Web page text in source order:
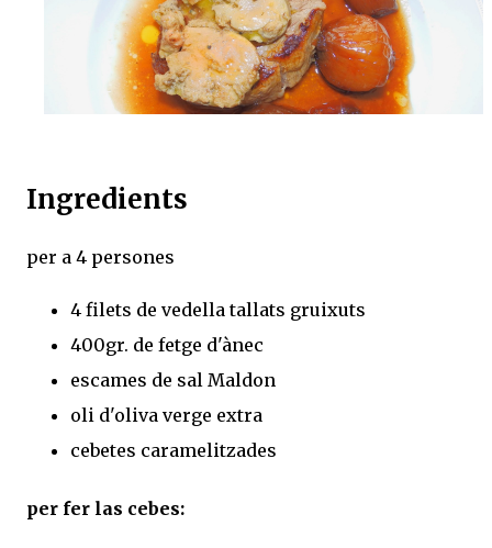
Ingredients
per a 4 persones
4 filets de vedella tallats gruixuts
400gr. de fetge d'ànec
escames de sal Maldon
oli d'oliva verge extra
cebetes caramelitzades
per fer las cebes: